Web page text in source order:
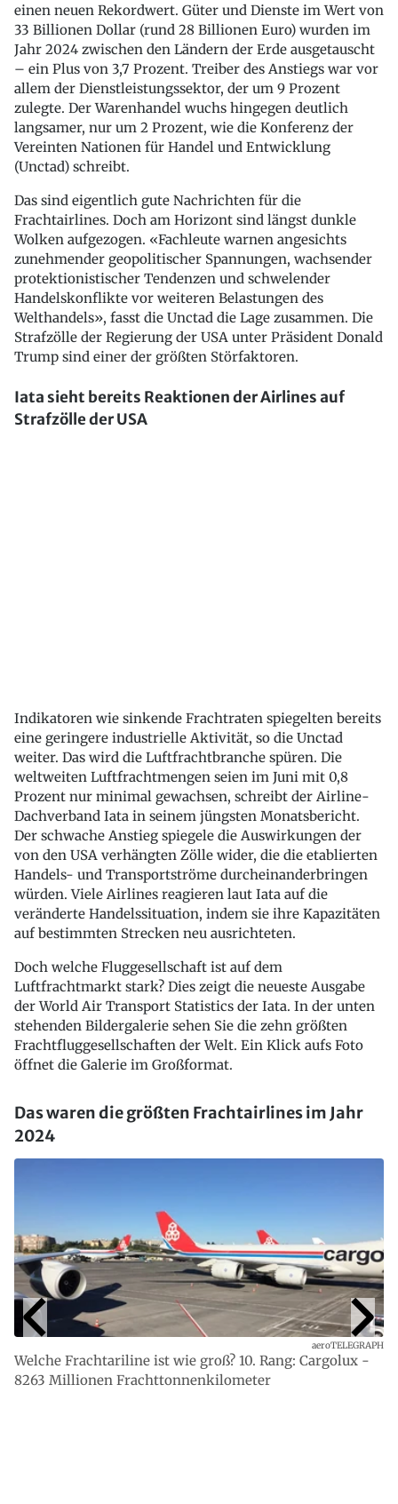
einen neuen Rekordwert. Güter und Dienste im Wert von
33 Billionen Dollar (rund 28 Billionen Euro) wurden im
Jahr 2024 zwischen den Ländern der Erde ausgetauscht
– ein Plus von 3,7 Prozent. Treiber des Anstiegs war vor
allem der Dienstleistungssektor, der um 9 Prozent
zulegte. Der Warenhandel wuchs hingegen deutlich
langsamer, nur um 2 Prozent, wie die Konferenz der
Vereinten Nationen für Handel und Entwicklung
(Unctad) schreibt.
Das sind eigentlich gute Nachrichten für die
Frachtairlines. Doch am Horizont sind längst dunkle
Wolken aufgezogen. «Fachleute warnen angesichts
zunehmender geopolitischer Spannungen, wachsender
protektionistischer Tendenzen und schwelender
Handelskonflikte vor weiteren Belastungen des
Welthandels», fasst die Unctad die Lage zusammen. Die
Strafzölle der Regierung der USA unter Präsident Donald
Trump sind einer der größten Störfaktoren.
Iata sieht bereits Reaktionen der Airlines auf
Strafzölle der USA
Indikatoren wie sinkende Frachtraten spiegelten bereits
eine geringere industrielle Aktivität, so die Unctad
weiter. Das wird die Luftfrachtbranche spüren. Die
weltweiten Luftfrachtmengen seien im Juni mit 0,8
Prozent nur minimal gewachsen, schreibt der Airline-
Dachverband Iata in seinem jüngsten Monatsbericht.
Der schwache Anstieg spiegele die Auswirkungen der
von den USA verhängten Zölle wider, die die etablierten
Handels- und Transportströme durcheinanderbringen
würden. Viele Airlines reagieren laut Iata auf die
veränderte Handelssituation, indem sie ihre Kapazitäten
auf bestimmten Strecken neu ausrichteten.
Doch welche Fluggesellschaft ist auf dem
Luftfrachtmarkt stark? Dies zeigt die neueste Ausgabe
der World Air Transport Statistics der Iata. In der unten
stehenden Bildergalerie sehen Sie die zehn größten
Frachtfluggesellschaften der Welt. Ein Klick aufs Foto
öffnet die Galerie im Großformat.
Das waren die größten Frachtairlines im Jahr
2024
Welche Frachtariline ist wie groß? 10. Rang: Cargolux -
8263 Millionen Frachttonnenkilometer
aeroTELEGRAPH